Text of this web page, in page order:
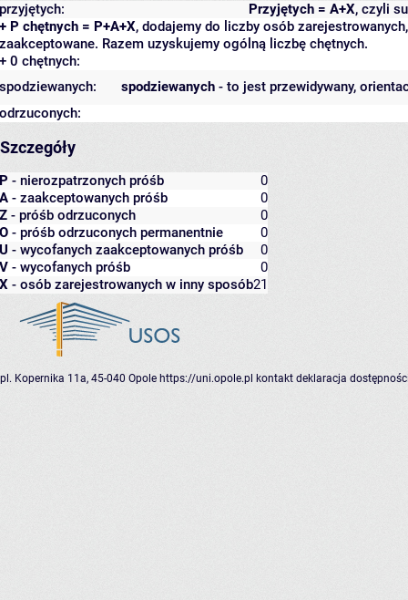
Przyjętych = A+X, czyli
przyjętych:
+ P chętnych = P+A+X, dodajemy do liczby osób
zaakceptowane. Razem uzyskujemy ogólną liczbę chętnych.
+ 0 chętnych:
spodziewanych - to jest przewidywany,
spodziewanych:
odrzuconych:
Szczegóły
P - nierozpatrzonych próśb
0
A - zaakceptowanych próśb
0
Z - próśb odrzuconych
0
O - próśb odrzuconych permanentnie
0
U - wycofanych zaakceptowanych próśb
0
V - wycofanych próśb
0
X - osób zarejestrowanych w inny sposób21
pl. Kopernika 11a, 45-040 Opole https://uni.opole.pl kontakt deklaracja